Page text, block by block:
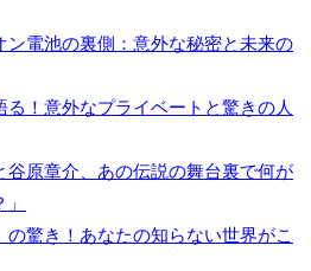
ン電池の裏側：意外な秘密と未来の
る！意外なプライベートと驚きの人
谷原章介、あの伝説の舞台裏で何が
の驚き！あなたの知らない世界がこ